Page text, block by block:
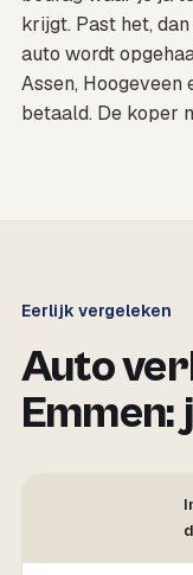
krijgt. Past het,
auto wordt
Assen,
betaald. De koper
Eerlijk vergeleken
Auto